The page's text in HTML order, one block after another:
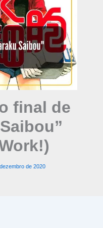
final de
de 2020